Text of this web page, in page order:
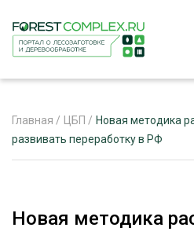
Главная / ЦБП / Новая методика
развивать переработку в РФ
Новая методика